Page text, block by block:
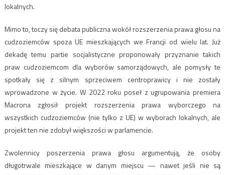
lokalnych.
Mimo to, toczy się debata publiczna wokół rozszerzenia prawa głosu na
cudzoziemców spoza UE mieszkających we Francji od wielu lat. Już
dekadę temu partie socjalistyczne proponowały przyznanie takich
praw cudzoziemcom dla wyborów samorządowych, ale pomysły te
spotkały się z silnym sprzeciwem centroprawicy i nie zostały
wprowadzone w życie. W 2022 roku poseł z ugrupowania premiera
Macrona zgłosił projekt rozszerzenia prawa wyborczego na
wszystkich cudzoziemców (nie tylko z UE) w wyborach lokalnych, ale
projekt ten nie zdobył większości w parlamencie.
Zwolennicy poszerzenia prawa głosu argumentują, że osoby
długotrwale mieszkające w danym miejscu — nawet jeśli nie są